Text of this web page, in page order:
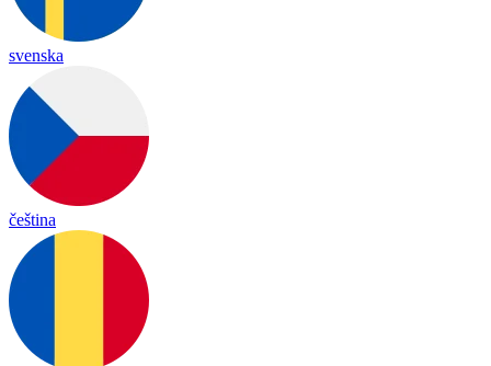
svenska
čeština